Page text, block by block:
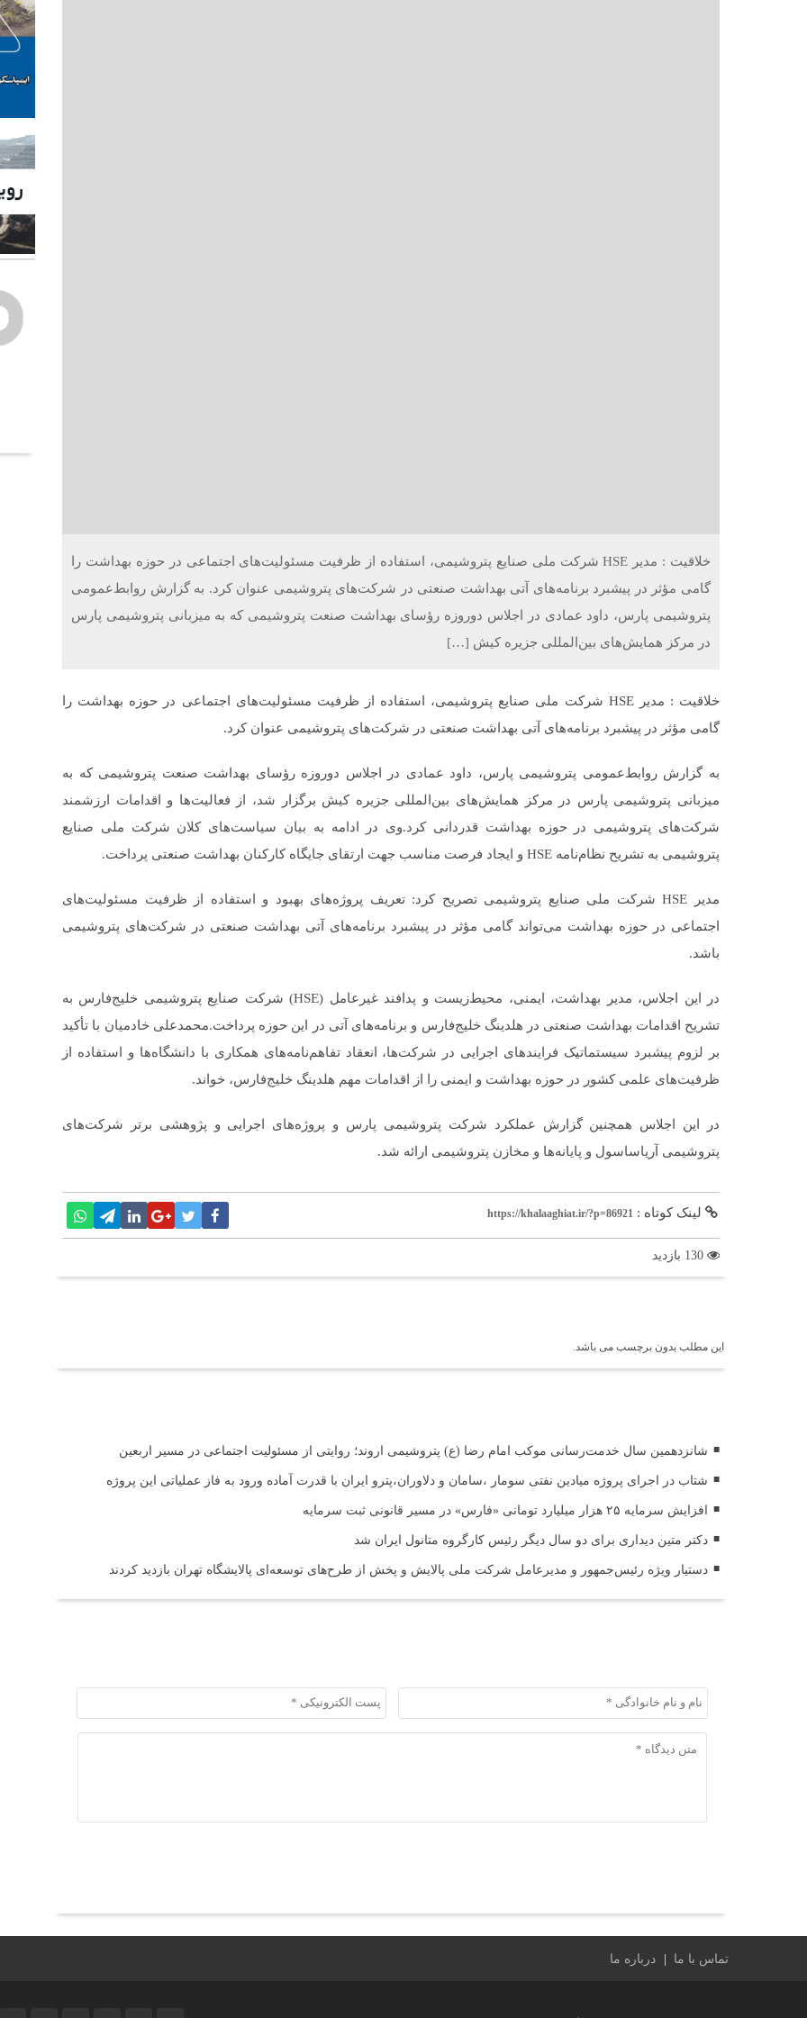
خلاقیت : مدیر HSE شرکت ملی صنایع پتروشیمی، استفاده از ظرفیت مسئولیت‌های اجتماعی در حوزه بهداشت را
گامی مؤثر در پیشبرد برنامه‌های آتی بهداشت صنعتی در شرکت‌های پتروشیمی عنوان کرد. به گزارش روابط‌عمومی
پتروشیمی پارس، داود عمادی در اجلاس دوروزه رؤسای بهداشت صنعت پتروشیمی که به میزبانی پتروشیمی پارس
در مرکز همایش‌های بین‌المللی جزیره کیش […]
خلاقیت : مدیر HSE شرکت ملی صنایع پتروشیمی، استفاده از ظرفیت مسئولیت‌های اجتماعی در حوزه بهداشت را
گامی مؤثر در پیشبرد برنامه‌های آتی بهداشت صنعتی در شرکت‌های پتروشیمی عنوان کرد.
به گزارش روابط‌عمومی پتروشیمی پارس، داود عمادی در اجلاس دوروزه رؤسای بهداشت صنعت پتروشیمی که به
میزبانی پتروشیمی پارس در مرکز همایش‌های بین‌المللی جزیره کیش برگزار شد، از فعالیت‌ها و اقدامات ارزشمند
شرکت‌های پتروشیمی در حوزه بهداشت قدردانی کرد.وی در ادامه به بیان سیاست‌های کلان شرکت ملی صنایع
پتروشیمی به تشریح نظام‌نامه HSE و ایجاد فرصت مناسب جهت ارتقای جایگاه کارکنان بهداشت صنعتی پرداخت.
مدیر HSE شرکت ملی صنایع پتروشیمی تصریح کرد: تعریف پروژه‌های بهبود و استفاده از ظرفیت مسئولیت‌های
اجتماعی در حوزه بهداشت می‌تواند گامی مؤثر در پیشبرد برنامه‌های آتی بهداشت صنعتی در شرکت‌های پتروشیمی
باشد.
در این اجلاس، مدیر بهداشت، ایمنی، محیط‌زیست و پدافند غیرعامل (HSE) شرکت صنایع پتروشیمی خلیج‌فارس به
تشریح اقدامات بهداشت صنعتی در هلدینگ خلیج‌فارس و برنامه‌های آتی در این حوزه پرداخت.محمدعلی خادمیان با تأکید
بر لزوم پیشبرد سیستماتیک فرایندهای اجرایی در شرکت‌ها، انعقاد تفاهم‌نامه‌های همکاری با دانشگاه‌ها و استفاده از
ظرفیت‌های علمی کشور در حوزه بهداشت و ایمنی را از اقدامات مهم هلدینگ خلیج‌فارس، خواند.
در این اجلاس همچنین گزارش عملکرد شرکت پتروشیمی پارس و پروژه‌های اجرایی و پژوهشی برتر شرکت‌های
پتروشیمی آریاساسول و پایانه‌ها و مخازن پتروشیمی ارائه شد.
لینک کوتاه : https://khalaaghiat.ir/?p=86921
این مطلب بدون برچسب می باشد.
شانزدهمین سال خدمت‌رسانی موکب امام رضا (ع) پتروشیمی اروند؛ روایتی از مسئولیت اجتماعی در مسیر اربعین
شتاب در اجرای پروژه میادین نفتی سومار ،سامان و دلاوران،پترو ایران با قدرت آماده ورود به فاز عملیاتی این پروژه
افزایش سرمایه ۲۵ هزار میلیارد تومانی «فارس» در مسیر قانونی ثبت سرمایه
دکتر متین دیداری برای دو سال دیگر رئیس کارگروه متانول ایران شد
دستیار ویژه رئیس‌جمهور و مدیرعامل شرکت ملی پالایش و پخش از طرح‌های توسعه‌ای پالایشگاه تهران بازدید کردند
تماس با ما درباره ما